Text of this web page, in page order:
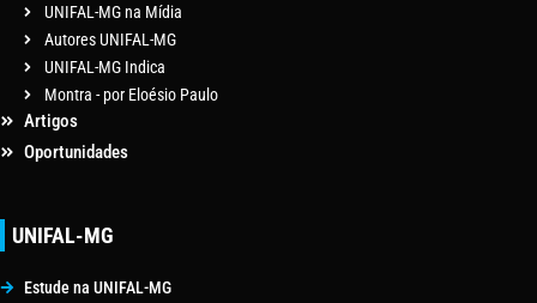
UNIFAL-MG na Mídia
Autores UNIFAL-MG
UNIFAL-MG Indica
Montra - por Eloésio Paulo
Artigos
Oportunidades
UNIFAL-MG
Estude na UNIFAL-MG